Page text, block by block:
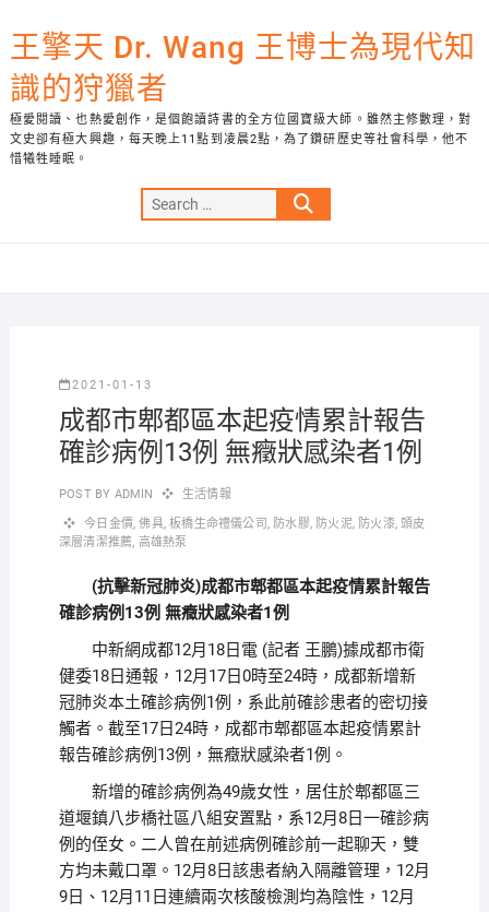
to
content
王擎天 Dr. Wang 王博士為現代知
識的狩獵者
極愛閱讀、也熱愛創作，是個飽讀詩書的全方位國寶級大師。雖然主修數理，對
文史卻有極大興趣，每天晚上11點到凌晨2點，為了鑽研歷史等社會科學，他不
惜犧牲睡眠。
Search
…
2021-01-13
成都市郫都區本起疫情累計報告
確診病例13例 無癥狀感染者1例
POST BY ADMIN 生活情報
今日金價,佛具,板橋生命禮儀公司, 防水膠, 防火泥, 防火漆,頭皮
深層清潔推薦, 高雄熱泵
(抗擊新冠肺炎)成都市郫都區本起疫情累計報告
確診病例13例 無癥狀感染者1例
中新網成都12月18日電 (記者 王鵬)據成都市衛
健委18日通報，12月17日0時至24時，成都新增新
冠肺炎本土確診病例1例，系此前確診患者的密切接
觸者。截至17日24時，成都市郫都區本起疫情累計
報告確診病例13例，無癥狀感染者1例。
新增的確診病例為49歲女性，居住於郫都區三
道堰鎮八步橋社區八組安置點，系12月8日一確診病
例的侄女。二人曾在前述病例確診前一起聊天，雙
方均未戴口罩。12月8日該患者納入隔離管理，12月
9日、12月11日連續兩次核酸檢測均為陰性，12月